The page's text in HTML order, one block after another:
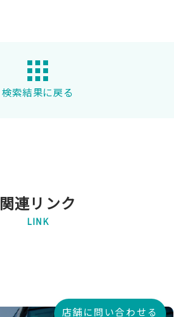
検索結果に戻る
関連リンク
LINK
店舗に問い合わせる